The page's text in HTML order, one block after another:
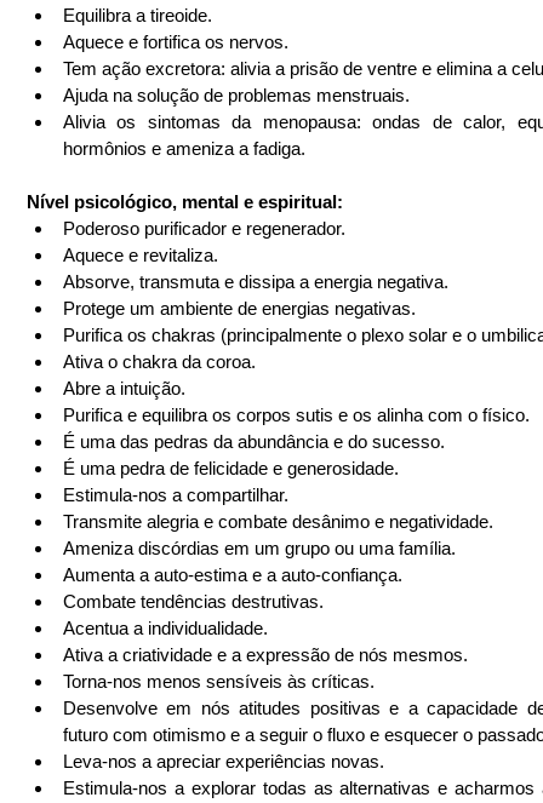
Equilibra a tireoide.
Aquece e fortifica os nervos.
Tem ação excretora: alivia a prisão de ventre e elimina a
Ajuda na solução de problemas menstruais.
Alivia os sintomas da menopausa: ondas de calor,
hormônios e ameniza a fadiga.
Nível psicológico, mental e espiritual:
Poderoso purificador e regenerador.
Aquece e revitaliza.
Absorve, transmuta e dissipa a energia negativa.
Protege um ambiente de energias negativas.
Purifica os chakras (principalmente o plexo solar e o
Ativa o chakra da coroa.
Abre a intuição.
Purifica e equilibra os corpos sutis e os alinha com o físico.
É uma das pedras da abundância e do sucesso.
É uma pedra de felicidade e generosidade.
Estimula-nos a compartilhar.
Transmite alegria e combate desânimo e negatividade.
Ameniza discórdias em um grupo ou uma família.
Aumenta a auto-estima e a auto-confiança.
Combate tendências destrutivas.
Acentua a individualidade.
Ativa a criatividade e a expressão de nós mesmos.
Torna-nos menos sensíveis às críticas.
Desenvolve em nós atitudes positivas e a capacidade
futuro com otimismo e a seguir o fluxo e esquecer o
Leva-nos a apreciar experiências novas.
Estimula-nos a explorar todas as alternativas e acharmos